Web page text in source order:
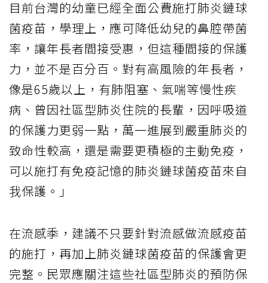
目前台灣的幼童已經全面公費施打肺炎鏈球
菌疫苗，學理上，應可降低幼兒的鼻腔帶菌
率，讓年長者間接受惠，但這種間接的保護
力，並不是百分百。對有高風險的年長者，
像是65歲以上，有肺阻塞、氣喘等慢性疾
病、曾因社區型肺炎住院的長輩，因呼吸道
的保護力更弱一點，萬一進展到嚴重肺炎的
致命性較高，還是需要更積極的主動免疫，
可以施打有免疫記憶的肺炎鏈球菌疫苗來自
我保護。」
在流感季，建議不只要針對流感做流感疫苗
的施打，再加上肺炎鏈球菌疫苗的保護會更
完整。民眾應關注這些社區型肺炎的預防保